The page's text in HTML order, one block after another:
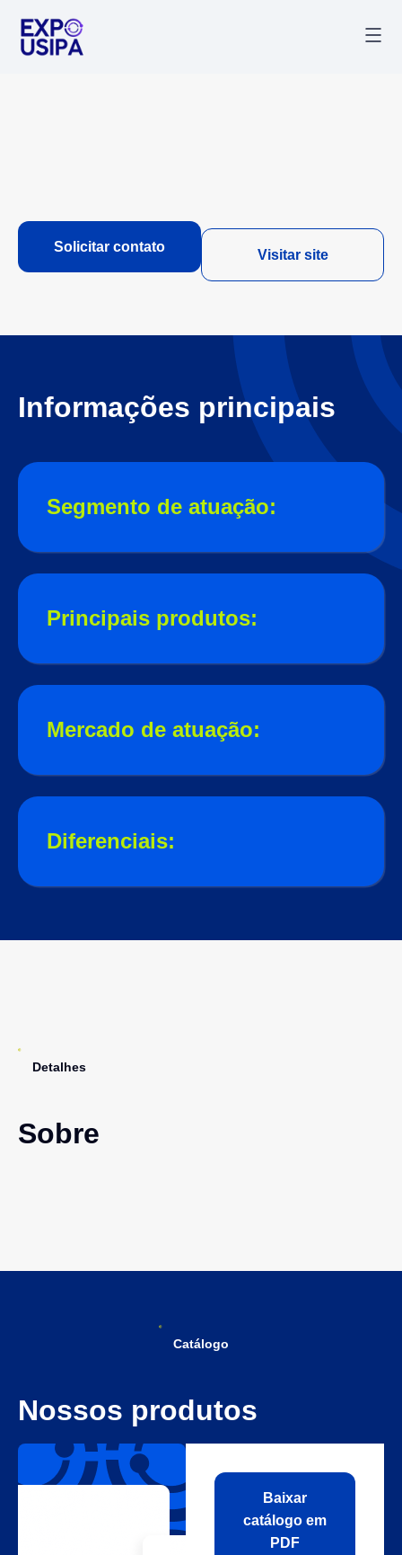
Solicitar contato
Visitar site
Informações principais
Segmento de atuação:
Principais produtos:
Mercado de atuação:
Diferenciais:
Detalhes
Sobre
Catálogo
Nossos produtos
Baixar
catálogo em
PDF